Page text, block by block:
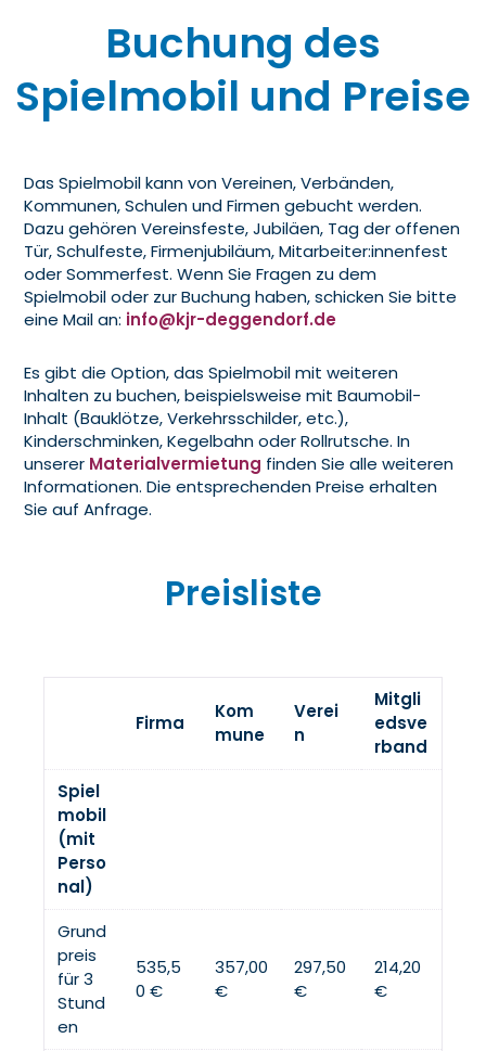
Buchung des
Spielmobil und Preise
Das Spielmobil kann von Vereinen, Verbänden,
Kommunen, Schulen und Firmen gebucht werden.
Dazu gehören Vereinsfeste, Jubiläen, Tag der offenen
Tür, Schulfeste, Firmenjubiläum, Mitarbeiter:innenfest
oder Sommerfest. Wenn Sie Fragen zu dem
Spielmobil oder zur Buchung haben, schicken Sie bitte
eine Mail an: info@kjr-deggendorf.de
Es gibt die Option, das Spielmobil mit weiteren
Inhalten zu buchen, beispielsweise mit Baumobil-
Inhalt (Bauklötze, Verkehrsschilder, etc.),
Kinderschminken, Kegelbahn oder Rollrutsche. In
unserer Materialvermietung finden Sie alle weiteren
Informationen. Die entsprechenden Preise erhalten
Sie auf Anfrage.
Preisliste
Firma
Kom
mune
Verei
n
Mitgli
edsve
rband
Spiel
mobil
(mit
Perso
nal)
Grund
preis
für 3
Stund
en
535,5
0 €
357,00
€
297,50
€
214,20
€